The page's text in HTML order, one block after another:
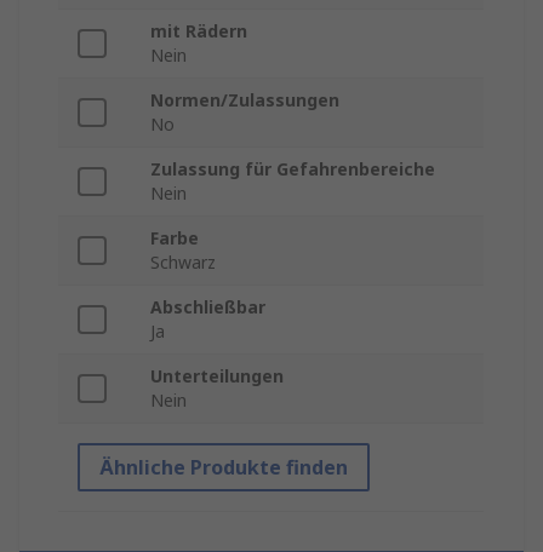
mit Rädern
Nein
Normen/Zulassungen
No
Zulassung für Gefahrenbereiche
Nein
Farbe
Schwarz
Abschließbar
Ja
Unterteilungen
Nein
Ähnliche Produkte finden